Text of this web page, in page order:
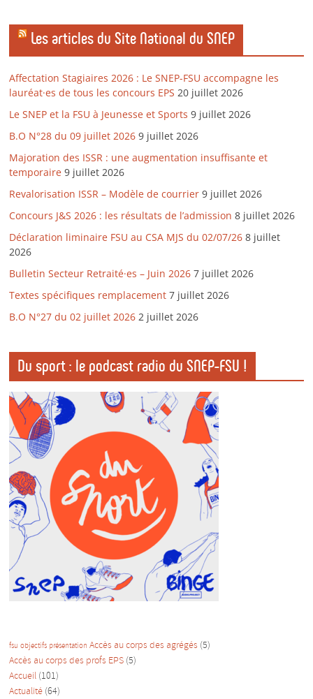
Les articles du Site National du SNEP
Affectation Stagiaires 2026 : Le SNEP-FSU accompagne les
lauréat·es de tous les concours EPS 20 juillet 2026
Le SNEP et la FSU à Jeunesse et Sports 9 juillet 2026
B.O N°28 du 09 juillet 2026 9 juillet 2026
Majoration des ISSR : une augmentation insuffisante et
temporaire 9 juillet 2026
Revalorisation ISSR – Modèle de courrier 9 juillet 2026
Concours J&S 2026 : les résultats de l’admission 8 juillet 2026
Déclaration liminaire FSU au CSA MJS du 02/07/26 8 juillet
2026
Bulletin Secteur Retraité·es – Juin 2026 7 juillet 2026
Textes spécifiques remplacement 7 juillet 2026
B.O N°27 du 02 juillet 2026 2 juillet 2026
Du sport : le podcast radio du SNEP-FSU !
fsu objectifs présentation Accès au corps des agrégés (5)
Accès au corps des profs EPS (5)
Accueil (101)
Actualité (64)